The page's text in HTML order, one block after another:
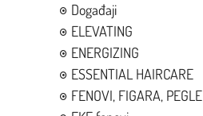
Događaji
ELEVATING
ENERGIZING
ESSENTIAL HAIRCARE
FENOVI, FIGARA, PEGLE